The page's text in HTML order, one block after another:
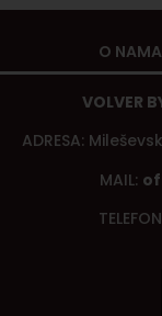
O NAMA
VOLVER
ADRESA:
MAIL: